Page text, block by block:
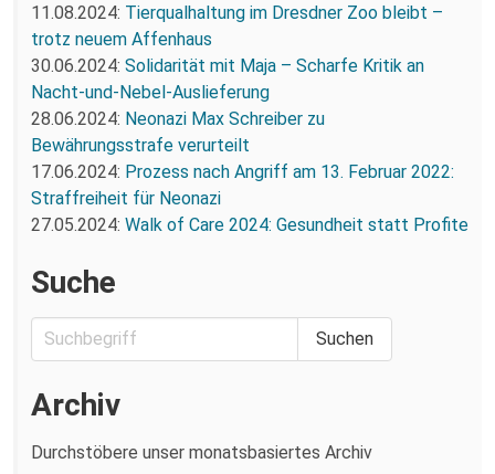
11.08.2024: Tierqualhaltung im Dresdner Zoo bleibt –
trotz neuem Affenhaus
30.06.2024: Solidarität mit Maja – Scharfe Kritik an
Nacht-und-Nebel-Auslieferung
28.06.2024: Neonazi Max Schreiber zu
Bewährungsstrafe verurteilt
17.06.2024: Prozess nach Angriff am 13. Februar 2022:
Straffreiheit für Neonazi
27.05.2024: Walk of Care 2024: Gesundheit statt Profite
Suche
Archiv
Durchstöbere unser monatsbasiertes Archiv